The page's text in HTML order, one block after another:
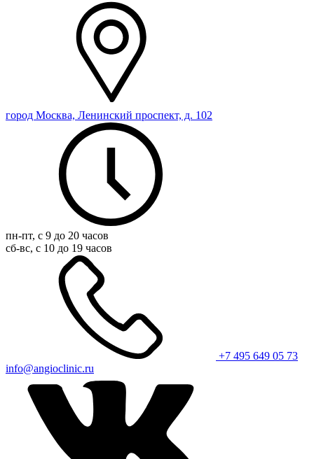
город Москва, Ленинский проспект, д. 102
пн-пт, с 9 до 20 часов
сб-вс, с 10 до 19 часов
+7 495 649 05 73
info@angioclinic.ru